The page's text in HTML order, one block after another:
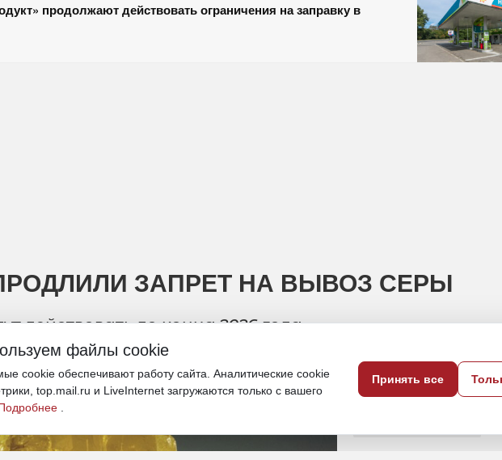
продолжают действовать ограничения на заправку в
ЗАПРЕТ НА ВЫВОЗ СЕРЫ
действовать до конца 2026 года
26 июня, 18:24
ДФО
файлы cookie
cookie обеспечивают работу сайта. Аналитические cookie
top.mail.ru и LiveInternet загружаются только с вашего
Принять все